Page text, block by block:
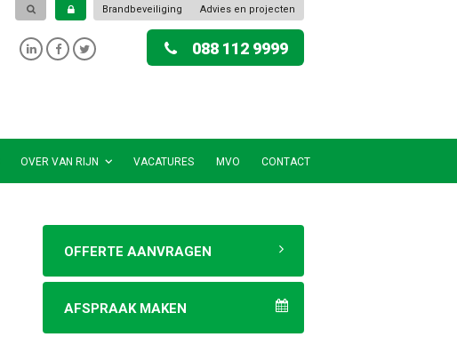
Brandbeveiliging Advies en projecten
088 112 9999
OVER VAN RIJN VACATURES MVO CONTACT
OFFERTE AANVRAGEN
AFSPRAAK MAKEN